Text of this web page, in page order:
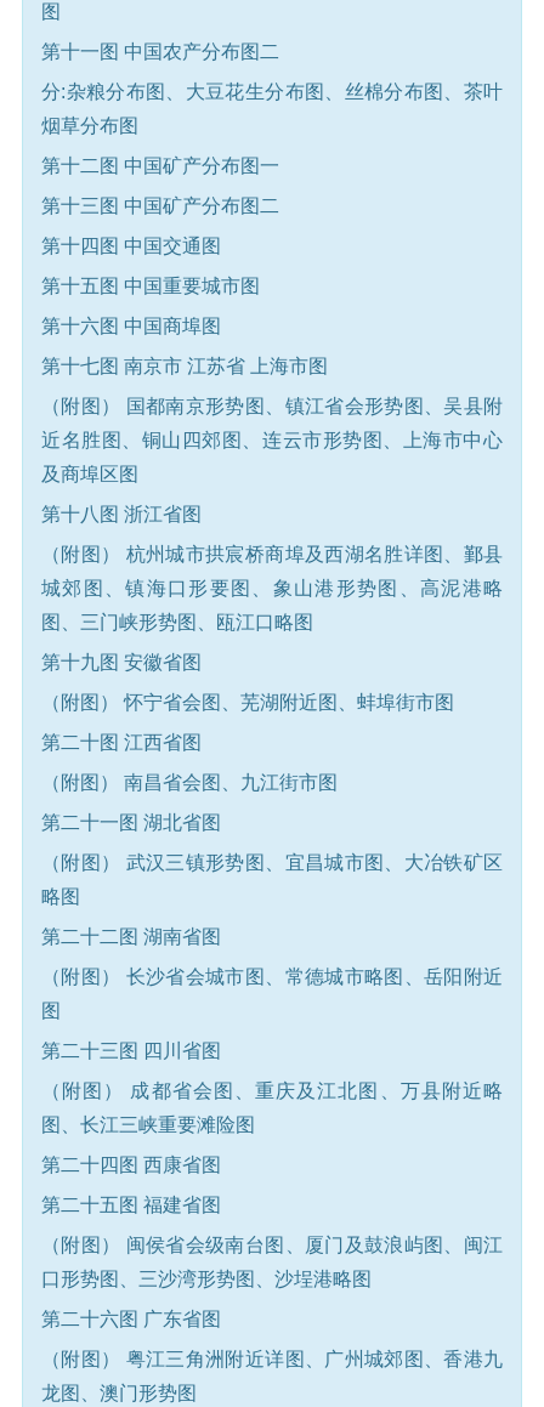
图
第十一图 中国农产分布图二
分:杂粮分布图、大豆花生分布图、丝棉分布图、茶叶
烟草分布图
第十二图 中国矿产分布图一
第十三图 中国矿产分布图二
第十四图 中国交通图
第十五图 中国重要城市图
第十六图 中国商埠图
第十七图 南京市 江苏省 上海市图
（附图） 国都南京形势图、镇江省会形势图、吴县附
近名胜图、铜山四郊图、连云市形势图、上海市中心
及商埠区图
第十八图 浙江省图
（附图） 杭州城市拱宸桥商埠及西湖名胜详图、鄞县
城郊图、镇海口形要图、象山港形势图、高泥港略
图、三门峡形势图、瓯江口略图
第十九图 安徽省图
（附图） 怀宁省会图、芜湖附近图、蚌埠街市图
第二十图 江西省图
（附图） 南昌省会图、九江街市图
第二十一图 湖北省图
（附图） 武汉三镇形势图、宜昌城市图、大冶铁矿区
略图
第二十二图 湖南省图
（附图） 长沙省会城市图、常德城市略图、岳阳附近
图
第二十三图 四川省图
（附图） 成都省会图、重庆及江北图、万县附近略
图、长江三峡重要滩险图
第二十四图 西康省图
第二十五图 福建省图
（附图） 闽侯省会级南台图、厦门及鼓浪屿图、闽江
口形势图、三沙湾形势图、沙埕港略图
第二十六图 广东省图
（附图） 粤江三角洲附近详图、广州城郊图、香港九
龙图、澳门形势图